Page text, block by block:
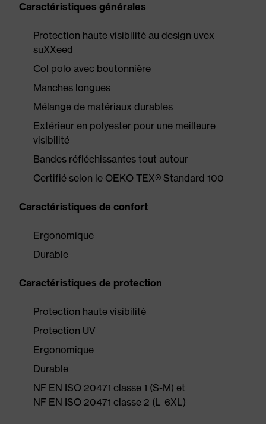
Caractéristiques générales
Protection haute visibilité au design uvex
suXXeed
Col polo avec boutonnière
Manches longues
Mélange de matériaux durables
Extérieur en polyester pour une meilleure
visibilité
Bandes réfléchissantes tout autour
Certifié selon le OEKO-TEX® Standard 100
Caractéristiques de confort
Ergonomique
Durable
Caractéristiques de protection
Protection haute visibilité
Protection UV
Ergonomique
Durable
NF EN ISO 20471 classe 1 (S-M) et
NF EN ISO 20471 classe 2 (L-6XL)